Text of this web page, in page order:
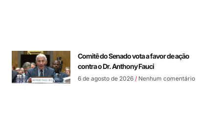
Comitê do Senado vota a favor de ação
contra o Dr. Anthony Fauci
6 de agosto de 2026 Nenhum comentário